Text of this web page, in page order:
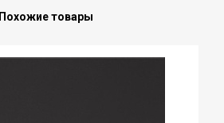
Похожие товары